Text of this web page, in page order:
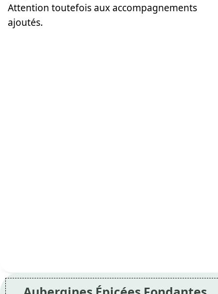
Attention toutefois aux accompagnements
ajoutés.